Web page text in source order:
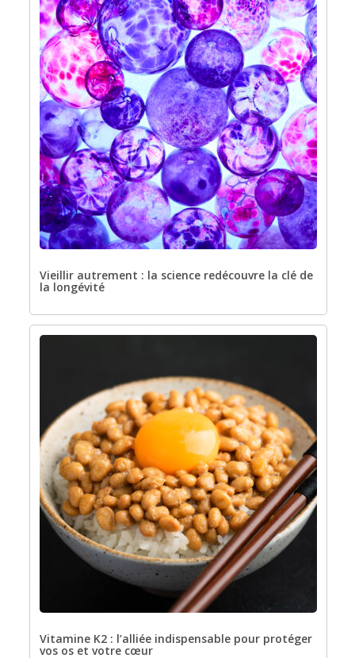
Vieillir autrement : la science redécouvre la clé de
la longévité
Vitamine K2 : l’alliée indispensable pour protéger
vos os et votre cœur